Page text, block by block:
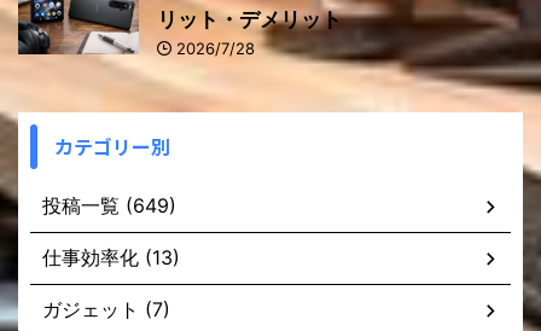
リット・デメリット
2026/7/28
カテゴリー別
投稿一覧 (649)
仕事効率化 (13)
ガジェット (7)